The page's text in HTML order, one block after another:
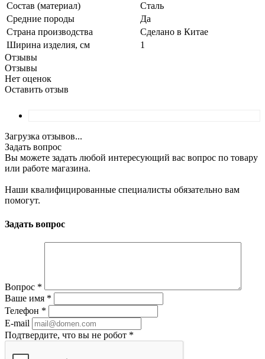
Состав (материал)
Сталь
Средние породы
Да
Страна производства
Сделано в Китае
Ширина изделия, см
1
Отзывы
Отзывы
Нет оценок
Оставить отзыв
Загрузка отзывов...
Задать вопрос
Вы можете задать любой интересующий вас вопрос по товару
или работе магазина.
Наши квалифицированные специалисты обязательно вам
помогут.
Задать вопрос
Вопрос *
Ваше имя *
Телефон *
E-mail
Подтвердите, что вы не робот *